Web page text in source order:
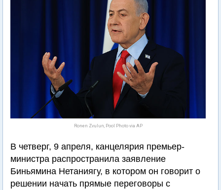
Ronen Zvulun, Pool Photo via AP
В четверг, 9 апреля, канцелярия премьер-
министра распространила заявление
Биньямина Нетаниягу, в котором он говорит о
решении начать прямые переговоры с